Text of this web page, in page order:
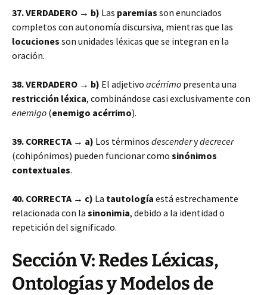
37. VERDADERO → b) Las paremias son enunciados
completos con autonomía discursiva, mientras que las
locuciones son unidades léxicas que se integran en la
oración.
38. VERDADERO → b) El adjetivo acérrimo presenta una
restricción léxica, combinándose casi exclusivamente con
enemigo (enemigo acérrimo).
39. CORRECTA → a) Los términos descenderydecrecer
(cohipónimos) pueden funcionar como sinónimos
contextuales.
40. CORRECTA → c) La tautología está estrechamente
relacionada con la sinonimia, debido a la identidad o
repetición del significado.
Sección V: Redes Léxicas,
Ontologías y Modelos de